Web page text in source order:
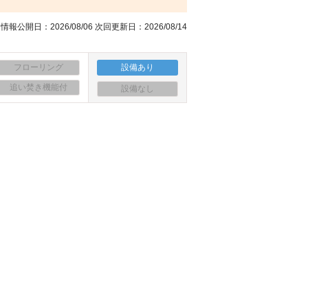
情報公開日：2026/08/06 次回更新日：2026/08/14
フローリング
追い焚き機能付
設備あり
設備なし